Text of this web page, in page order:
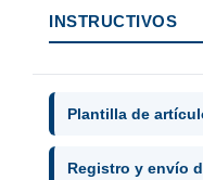
INSTRUCTIVOS
Plantilla de
Registro y envío